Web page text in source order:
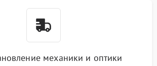
механики и оптики